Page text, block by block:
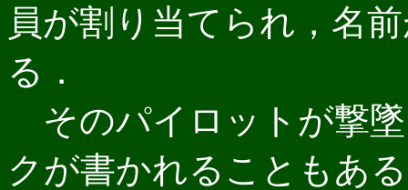
員が割り当てられ，名
る．
そのパイロットが撃
クが書かれることもあ